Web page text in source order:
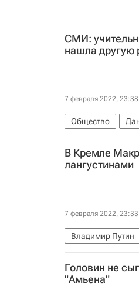
СМИ:
нашла другую
7 февраля 2022, 23:38
Общество
В Кремле
лангустинами
7 февраля 2022, 23:33
Владимир Путин
Владимир
Головин не
"Амьена"